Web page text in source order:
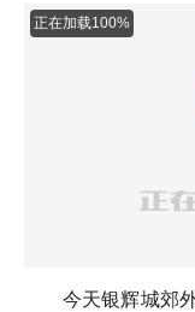
正在加载100%
今天银辉城郊